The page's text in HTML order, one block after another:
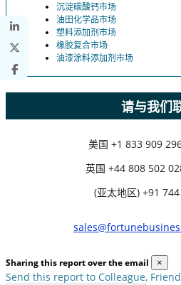
沉淀碳酸钙市场
油田化学品市场
塑料添加剂市场
橡胶复合市场
油漆涂料添加剂市场
请与我们
美国 +1 833 909
英国 +44 808 502
(亚太地区) +91
Sharing this report over the email ×
Send this report to Colleague,